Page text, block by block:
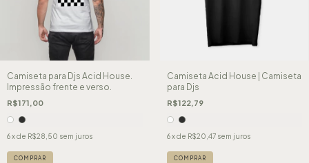
Camiseta para Djs Acid House.
Impressão frente e verso.
R$171,00
6x de R$28,50 sem juros
COMPRAR
Camiseta Acid House | Camiseta
para Djs
R$122,79
6 x de R$20,47 sem juros
COMPRAR